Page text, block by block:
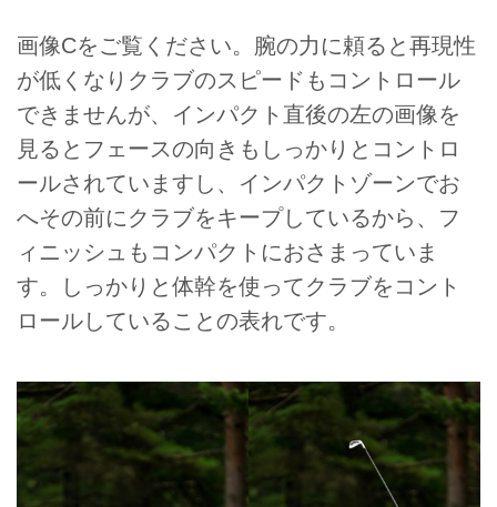
画像Cをご覧ください。腕の力に頼ると再現性
が低くなりクラブのスピードもコントロール
できませんが、インパクト直後の左の画像を
見るとフェースの向きもしっかりとコントロ
ールされていますし、インパクトゾーンでお
へその前にクラブをキープしているから、フ
ィニッシュもコンパクトにおさまっていま
す。しっかりと体幹を使ってクラブをコント
ロールしていることの表れです。